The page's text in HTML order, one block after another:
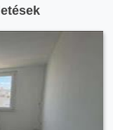
- Komplett
- Friss festést az
el eddig? (A
hálózat
- Komplett
új nyílászárók a
így a padló